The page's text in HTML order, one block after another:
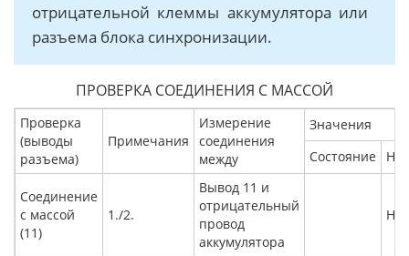
отрицательной клеммы аккумулятора или
разъема блока синхронизации.
ПРОВЕРКА СОЕДИНЕНИЯ С МАССОЙ
Проверка
(выводы
разъема)
Примечания
Измерение
соединения
между
Значения
Состояние
Соединение
с массой
(11)
1./2.
Вывод 11 и
отрицательный
провод
аккумулятора